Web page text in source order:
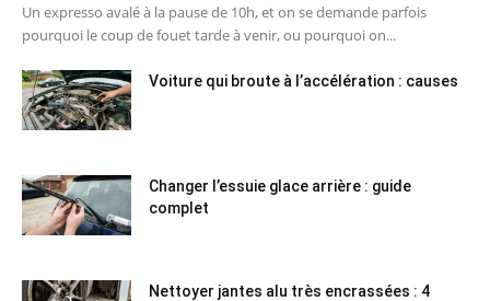
Un expresso avalé à la pause de 10h, et on se demande parfois
pourquoi le coup de fouet tarde à venir, ou pourquoi on...
Voiture qui broute à l’accélération : causes
Changer l’essuie glace arrière : guide
complet
Nettoyer jantes alu très encrassées : 4